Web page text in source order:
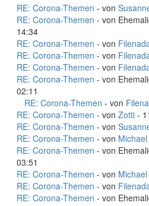
RE: Corona-Themen - von
RE: Corona-Themen - von
14:34
RE: Corona-Themen - von
RE: Corona-Themen - von
RE: Corona-Themen - von
RE: Corona-Themen - von
02:11
RE: Corona-Themen - von
RE: Corona-Themen - von Zotti -
RE: Corona-Themen - von
RE: Corona-Themen - von
RE: Corona-Themen - von
03:51
RE: Corona-Themen - von
RE: Corona-Themen - von
RE: Corona-Themen - von